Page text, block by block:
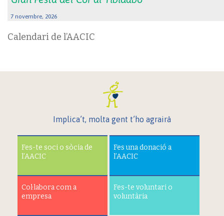
7 novembre, 2026
Calendari de l’AACIC
Implica’t, molta gent t’ho agrairà
Fes-te soci o sòcia de
l’AACIC
Fes una donació a
l’AACIC
Col·labora com a
empresa
Fes-te voluntari o
voluntària